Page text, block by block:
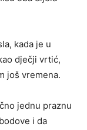
kada je u
dječji vrtić,
još vremena.
jednu praznu
i da